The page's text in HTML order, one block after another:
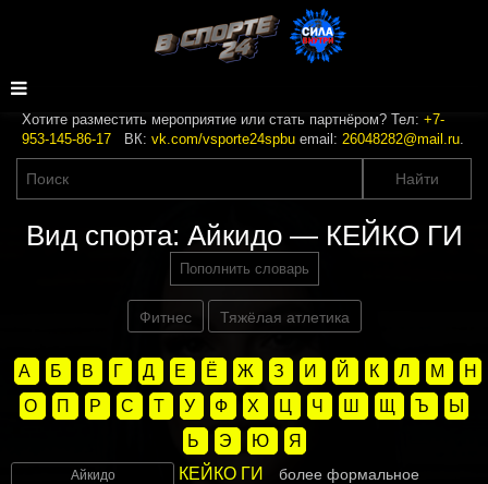
Хотите разместить мероприятие или стать партнёром? Тел: +7-
953-145-86-17 ВК: vk.com/vsporte24spbu email: 26048282@mail.ru.
Вид спорта: Айкидо — КЕЙКО ГИ
Пополнить словарь
Фитнес Тяжёлая атлетика
А Б В Г Д Е Ё Ж З И Й К Л М
Н
О
П Р С Т У Ф Х Ц Ч Ш Щ Ъ
Ы
Ь
Э Ю Я
Айкидо КЕЙКО ГИ
более формальное